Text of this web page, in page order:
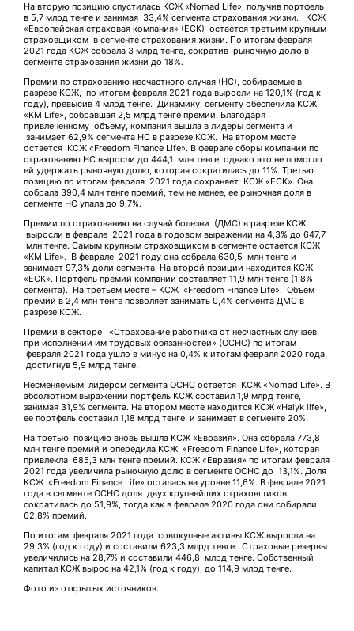
На вторую позицию спустилась КСЖ «Nomad Life», получив портфель
в 5,7 млрд тенге и занимая 33,4% сегмента страхования жизни. КСЖ
«Европейская страховая компания» (ЕСК) остается третьим крупным
страховщиком в сегменте страхования жизни. По итогам февраля
2021 года КСЖ собрала 3 млрд тенге, сократив рыночную долю в
сегменте страхования жизни до 18%.
Премии по страхованию несчастного случая (НС), собираемые в
разрезе КСЖ, по итогам февраля 2021 года выросли на 120,1% (год к
году), превысив 4 млрд тенге. Динамику сегменту обеспечила КСЖ
«KM Life», собравшая 2,5 млрд тенге премий. Благодаря
привлеченному объему, компания вышла в лидеры сегмента и
занимает 62,9% сегмента НС в разрезе КСЖ. На втором месте
остается КСЖ «Freedom Finance Life». В феврале сборы компании по
страхованию НС выросли до 444,1 млн тенге, однако это не помогло
ей удержать рыночную долю, которая сократилась до 11%. Третью
позицию по итогам февраля 2021 года сохраняет КСЖ «ЕСК». Она
собрала 390,4 млн тенге премий, тем не менее, ее рыночная доля в
сегменте НС упала до 9,7%.
Премии по страхованию на случай болезни (ДМС) в разрезе КСЖ
выросли в феврале 2021 года в годовом выражении на 4,3% до 647,7
млн тенге. Самым крупным страховщиком в сегменте остается КСЖ
«KM Life». В феврале 2021 году она собрала 630,5 млн тенге и
занимает 97,3% доли сегмента. На второй позиции находится КСЖ
«ЕСК». Портфель премий компании составляет 11,9 млн тенге (1,8%
сегмента). На третьем месте – КСЖ «Freedom Finance Life». Объем
премий в 2,4 млн тенге позволяет занимать 0,4% сегмента ДМС в
разрезе КСЖ.
Премии в секторе «Страхование работника от несчастных случаев
при исполнении им трудовых обязанностей» (ОСНС) по итогам
февраля 2021 года ушло в минус на 0,4% к итогам февраля 2020 года,
достигнув 5,9 млрд тенге.
Несменяемым лидером сегмента ОСНС остается КСЖ «Nomad Life». В
абсолютном выражении портфель КСЖ составил 1,9 млрд тенге,
занимая 31,9% сегмента. На втором месте находится КСЖ «Halyk life»,
ее портфель составил 1,18 млрд тенге и занимает в сегменте 20%.
На третью позицию вновь вышла КСЖ «Евразия». Она собрала 773,8
млн тенге премий и опередила КСЖ «Freedom Finance Life», которая
привлекла 685,3 млн тенге премий. КСЖ «Евразия» по итогам февраля
2021 года увеличила рыночную долю в сегменте ОСНС до 13,1%. Доля
КСЖ «Freedom Finance Life» осталась на уровне 11,6%. В феврале 2021
года в сегменте ОСНС доля двух крупнейших страховщиков
сократилась до 51,9%, тогда как в феврале 2020 года они собирали
62,8% премий.
По итогам февраля 2021 года совокупные активы КСЖ выросли на
29,3% (год к году) и составили 623,3 млрд тенге. Страховые резервы
увеличились на 28,7% и составили 446,8 млрд тенге. Собственный
капитал КСЖ вырос на 42,1% (год к году), до 114,9 млрд тенге.
Фото из открытых источников.